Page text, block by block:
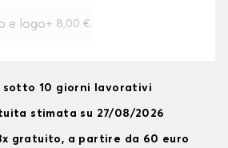
e logo+ 8,00 €
sotto 10 giorni lavorativi
stimata su 27/08/2026
gratuito, a partire da 60 euro